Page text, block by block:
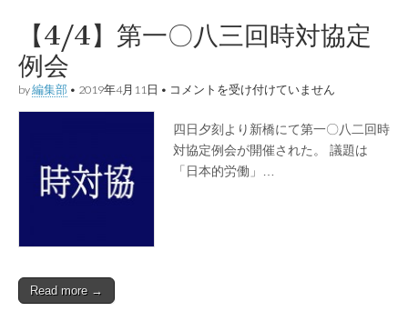
【4/4】第一〇八三回時対協定
例会
by編集部 • 2019年4月11日 • 【4/4】
〇
八
コメントを受け付けていません
四日夕刻より新橋にて第一〇八二回時
対協定例会が開催された。 議題は
「日本的労働」…
Read more →